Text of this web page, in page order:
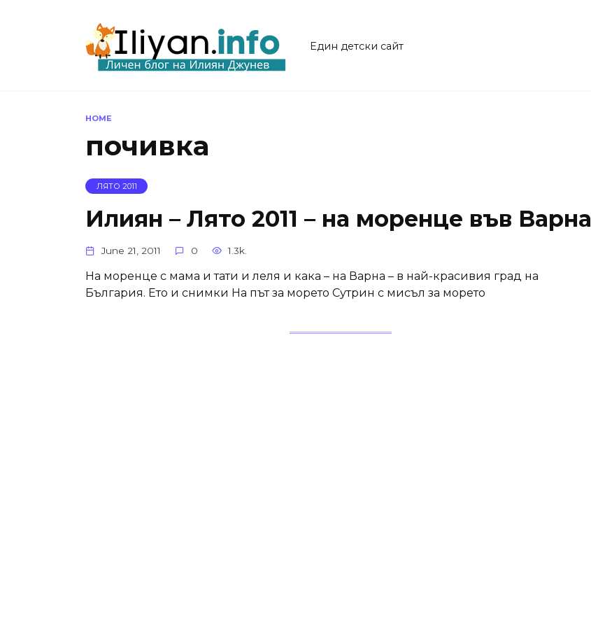
Един детски сайт
HOME
почивка
ЛЯТО 2011
Илиян – Лято 2011 – на моренце във Варна
June 21, 2011 0 1.3k.
На моренце с мама и тати и леля и кака – на Варна – в най-красивия град на
България. Ето и снимки На път за морето Сутрин с мисъл за морето